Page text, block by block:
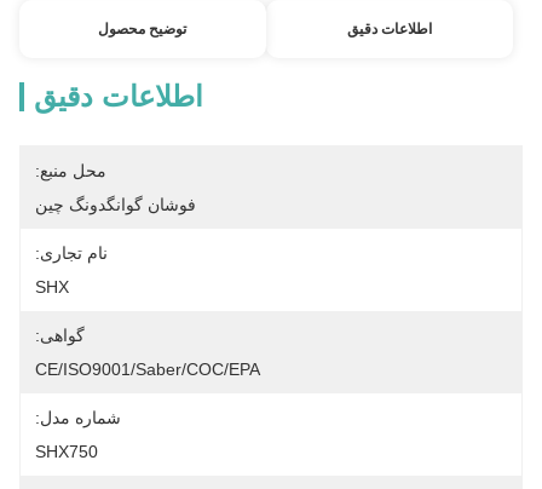
اطلاعات دقیق توضیح محصول
اطلاعات دقیق
محل منبع:
فوشان گوانگدونگ چین
نام تجاری:
SHX
گواهی:
CE/ISO9001/Saber/COC/EPA
شماره مدل:
SHX750